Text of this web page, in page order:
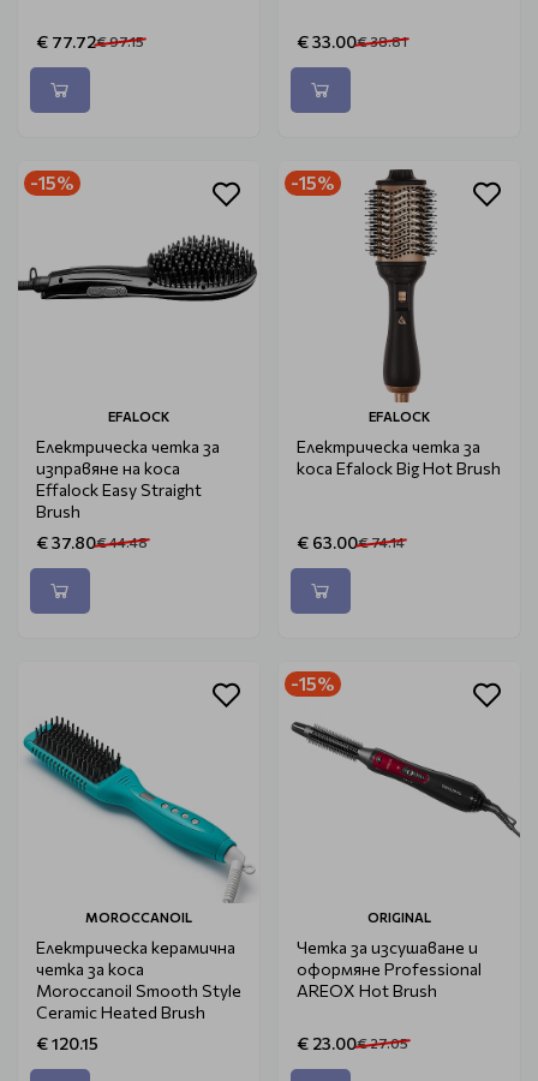
€ 77.72€ 97.15 € 33.00€ 38.81
-15%
EFALOCK
Електрическа четка за
изправяне на коса
Effalock Easy Straight
Brush
€ 37.80€ 44.48
-15%
EFALOCK
Електрическа четка за
коса Efalock Big Hot Brush
€ 63.00€ 74.14
MOROCCANOIL
Електрическа керамична
четка за коса
Moroccanoil Smooth Style
Ceramic Heated Brush
€ 120.15
-15%
ORIGINAL
Четка за изсушаване и
оформяне Professional
AREOX Hot Brush
€ 23.00€ 27.05